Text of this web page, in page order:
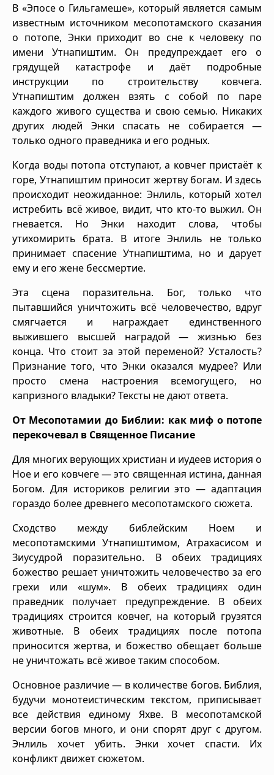
В «Эпосе о Гильгамеше», который является самым
известным источником месопотамского сказания
о потопе, Энки приходит во сне к человеку по
имени Утнапиштим. Он предупреждает его о
грядущей катастрофе и даёт подробные
инструкции по строительству ковчега.
Утнапиштим должен взять с собой по паре
каждого живого существа и свою семью. Никаких
других людей Энки спасать не собирается —
только одного праведника и его родных.
Когда воды потопа отступают, а ковчег пристаёт к
горе, Утнапиштим приносит жертву богам. И здесь
происходит неожиданное: Энлиль, который хотел
истребить всё живое, видит, что кто-то выжил. Он
гневается. Но Энки находит слова, чтобы
утихомирить брата. В итоге Энлиль не только
принимает спасение Утнапиштима, но и дарует
ему и его жене бессмертие.
Эта сцена поразительна. Бог, только что
пытавшийся уничтожить всё человечество, вдруг
смягчается и награждает единственного
выжившего высшей наградой — жизнью без
конца. Что стоит за этой переменой? Усталость?
Признание того, что Энки оказался мудрее? Или
просто смена настроения всемогущего, но
капризного владыки? Тексты не дают ответа.
От Месопотамии до Библии: как миф о потопе
перекочевал в Священное Писание
Для многих верующих христиан и иудеев история о
Ное и его ковчеге — это священная истина, данная
Богом. Для историков религии это — адаптация
гораздо более древнего месопотамского сюжета.
Сходство между библейским Ноем и
месопотамскими Утнапиштимом, Атрахасисом и
Зиусудрой поразительно. В обеих традициях
божество решает уничтожить человечество за его
грехи или «шум». В обеих традициях один
праведник получает предупреждение. В обеих
традициях строится ковчег, на который грузятся
животные. В обеих традициях после потопа
приносится жертва, и божество обещает больше
не уничтожать всё живое таким способом.
Основное различие — в количестве богов. Библия,
будучи монотеистическим текстом, приписывает
все действия единому Яхве. В месопотамской
версии богов много, и они спорят друг с другом.
Энлиль хочет убить. Энки хочет спасти. Их
конфликт движет сюжетом.